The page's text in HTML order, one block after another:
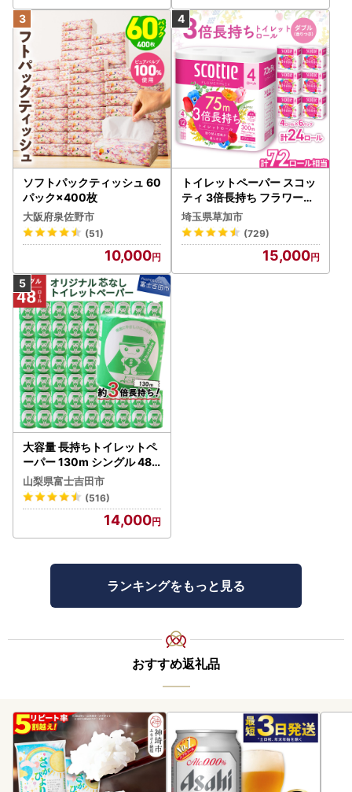
ソフトパックティッシュ 60
パック×400枚
大阪府泉佐野市
(51)
10,000
トイレットペーパー スコッ
ティ 3倍長持ち フラワーパ
ック 4ロール×6P
埼玉県草加市
(729)
15,000
大容量 長持ちトイレットペ
ーパー 130m シングル 48R
芯なし 3倍巻 トイレット
山梨県富士吉田市
(516)
14,000
ランキングをもっと見る
おすすめ返礼品